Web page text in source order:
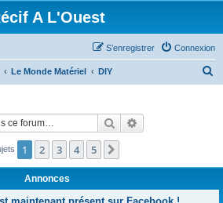
A L'Ouest
Connexion
S’enregistrer
Le Monde Matériel DIY
Rechercher
1 2 3 4 5
Annonces